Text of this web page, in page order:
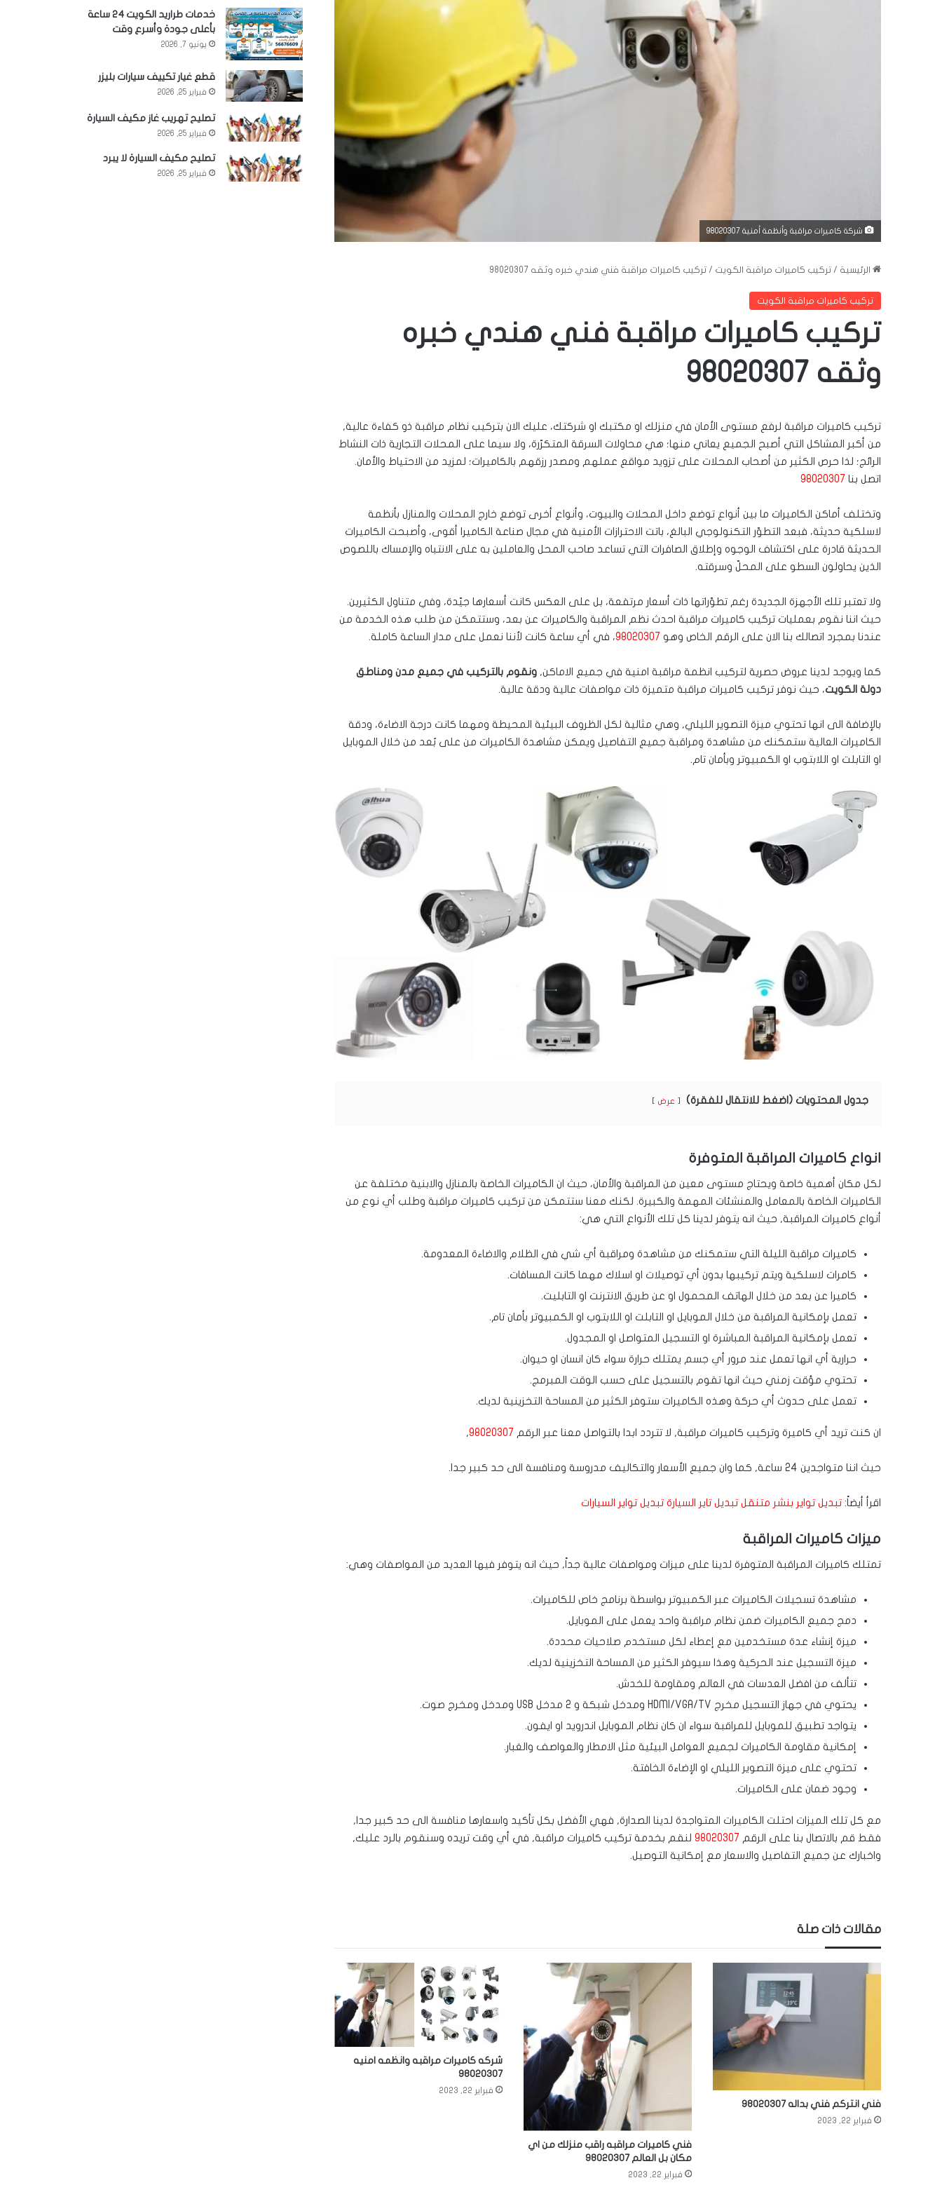
شركة كاميرات مراقبة وأنظمة أمنية 98020307
الرئيسية / تركيب كاميرات مراقبة الكويت / تركيب كاميرات مراقبة فني هندي خبره وثقه 98020307
تركيب كاميرات مراقبة الكويت
تركيب كاميرات مراقبة فني هندي خبره
وثقه 98020307
تركيب كاميرات مراقبة لرفع مستوى الأمان في منزلك او مكتبك او شركتك، عليك الان بتركيب نظام مراقبة ذو كفاءة عالية,
من أكبر المشاكل التي أصبح الجميع يعاني منها؛ هي محاولات السرقة المتكرّرة، ولا سيما على المحلات التجارية ذات النشاط
الرائج؛ لذا حرص الكثير من أصحاب المحلات على تزويد مواقع عملهم ومصدر رزقهم بالكاميرات؛ لمزيد من الاحتياط والأمان.
اتصل بنا 98020307
وتختلف أماكن الكاميرات ما بين أنواع توضع داخل المحلات والبيوت، وأنواع أخرى توضع خارج المحلات والمنازل بأنظمة
لاسلكية حديثة، فبعد التطوّر التكنولوجي البالغ، باتت الاحترازات الأمنية في مجال صناعة الكاميرا أقوى، وأصبحت الكاميرات
الحديثة قادرة على اكتشاف الوجوه وإطلاق الصافرات التي تساعد صاحب المحل والعاملين به على الانتباه والإمساك باللصوص
الذين يحاولون السطو على المحلّ وسرقته.
ولا تعتبر تلك الأجهزة الجديدة رغم تطوّراتها ذات أسعار مرتفعة، بل على العكس كانت أسعارها جيّدة، وفي متناول الكثيرين.
حيث اننا نقوم بعمليات تركيب كاميرات مراقبة احدث نظم المراقبة والكاميرات عن بعد، وستتمكن من طلب هذه الخدمة من
عندنا بمجرد اتصالك بنا الان على الرقم الخاص وهو 98020307، في أي ساعة كانت لأننا نعمل على مدار الساعة كاملة.
كما ويوجد لدينا عروض حصرية لتركيب انظمة مراقبة امنية في جميع الاماكن, ونقوم بالتركيب في جميع مدن ومناطق
دولة الكويت، حيث نوفر تركيب كاميرات مراقبة متميزة ذات مواصفات عالية ودقة عالية.
بالإضافة الى انها تحتوي ميزة التصوير الليلي, وهي مثالية لكل الظروف البيئية المحيطة ومهما كانت درجة الاضاءة، ودقة
الكاميرات العالية ستمكنك من مشاهدة ومراقبة جميع التفاصيل ويمكن مشاهدة الكاميرات من على بُعد من خلال الموبايل
او التابلت او اللابتوب او الكمبيوتر وبأمان تام.
جدول المحتويات (اضغط للانتقال للفقرة) عرض
انواع كاميرات المراقبة المتوفرة
لكل مكان أهمية خاصة ويحتاج مستوى معين من المراقبة والأمان، حيث ان الكاميرات الخاصة بالمنازل والابنية مختلفة عن
الكاميرات الخاصة بالمعامل والمنشئات المهمة والكبيرة. لكنك معنا ستتمكن من تركيب كاميرات مراقبة وطلب أي نوع من
أنواع كاميرات المراقبة, حيث انه يتوفر لدينا كل تلك الأنواع التي هي:
كاميرات مراقبة الليلة التي ستمكنك من مشاهدة ومراقبة أي شي في الظلام والاضاءة المعدومة.
كامرات لاسلكية ويتم تركيبها بدون أي توصيلات او اسلاك مهما كانت المسافات.
كاميرا عن بعد من خلال الهاتف المحمول او عن طريق الانترنت او التابليت.
تعمل بإمكانية المراقبة من خلال الموبايل او التابلت او اللابتوب او الكمبيوتر بأمان تام.
تعمل بإمكانية المراقبة المباشرة او التسجيل المتواصل او المجدول.
حرارية أي انها تعمل عند مرور أي جسم يمتلك حرارة سواء كان انسان او حيوان.
تحتوي مؤقت زمني حيث انها تقوم بالتسجيل على حسب الوقت المبرمج.
تعمل على حدوث أي حركة وهذه الكاميرات ستوفر الكثير من المساحة التخزينية لديك.
ان كنت تريد أي كاميرة وتركيب كاميرات مراقبة, لا تتردد ابدا بالتواصل معنا عبر الرقم 98020307
,
حيث اننا متواجدين 24 ساعة, كما وان جميع الأسعار والتكاليف مدروسة ومنافسة الى حد كبير جدا.
اقرأ أيضاً: تبديل تواير بنشر متنقل تبديل تاير السيارة تبديل تواير السيارات
ميزات كاميرات المراقبة
تمتلك كاميرات المراقبة المتوفرة لدينا على ميزات ومواصفات عالية جداً, حيث انه يتوفر فيها العديد من المواصفات وهي:
مشاهدة تسجيلات الكاميرات عبر الكمبيوتر بواسطة برنامج خاص للكاميرات.
دمج جميع الكاميرات ضمن نظام مراقبة واحد يعمل على الموبايل.
ميزة إنشاء عدة مستخدمين مع إعطاء لكل مستخدم صلاحيات محددة.
ميزة التسجيل عند الحركية وهذا سيوفر الكثير من المساحة التخزينية لديك.
تتألف من افضل العدسات في العالم ومقاومة للخدش.
يحتوي في جهاز التسجيل مخرج HDMI/VGA/TV ومدخل شبكة و 2 مدخل USB ومدخل ومخرج صوت.
يتواجد تطبيق للموبايل للمراقبة سواء ان كان نظام الموبايل اندرويد او ايفون.
إمكانية مقاومة الكاميرات لجميع العوامل البيئية مثل الامطار والعواصف والغبار.
تحتوي على ميزة التصوير الليلي او الإضاءة الخافتة.
وجود ضمان على الكاميرات.
مع كل تلك الميزات احتلت الكاميرات المتواجدة لدينا الصدارة, فهي الأفضل بكل تأكيد واسعارها منافسة الى حد كبير جدا,
فقط قم بالاتصال بنا على الرقم 98020307 لنقم بخدمة تركيب كاميرات مراقبة, في أي وقت تريده وسنقوم بالرد عليك,
واخبارك عن جميع التفاصيل والاسعار مع إمكانية التوصيل.
مقالات ذات صلة
فني انتركم فني بداله 98020307
فبراير 22, 2023
فني كاميرات مراقبه راقب منزلك من اي
مكان بل العالم 98020307
فبراير 22, 2023
شركه كاميرات مراقبه وانظمه امنيه
98020307
فبراير 22, 2023
خدمات طراريد الكويت 24 ساعة
بأعلى جودة وأسرع وقت
يونيو 7, 2026
قطع غيار تكييف سيارات بليزر
فبراير 25, 2026
تصليح تهريب غاز مكيف السيارة
فبراير 25, 2026
تصليح مكيف السيارة لا يبرد
فبراير 25, 2026